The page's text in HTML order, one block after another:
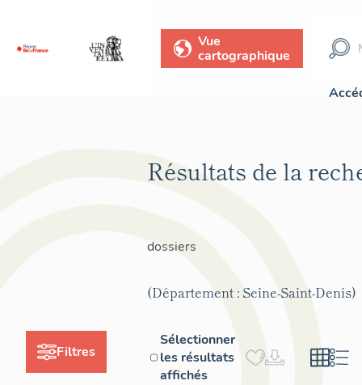
Vue
cartographique
Filtres
Résultats de la
dossiers
(Département : Seine-Saint-Denis)
Sélectionner
les résultats
affichés